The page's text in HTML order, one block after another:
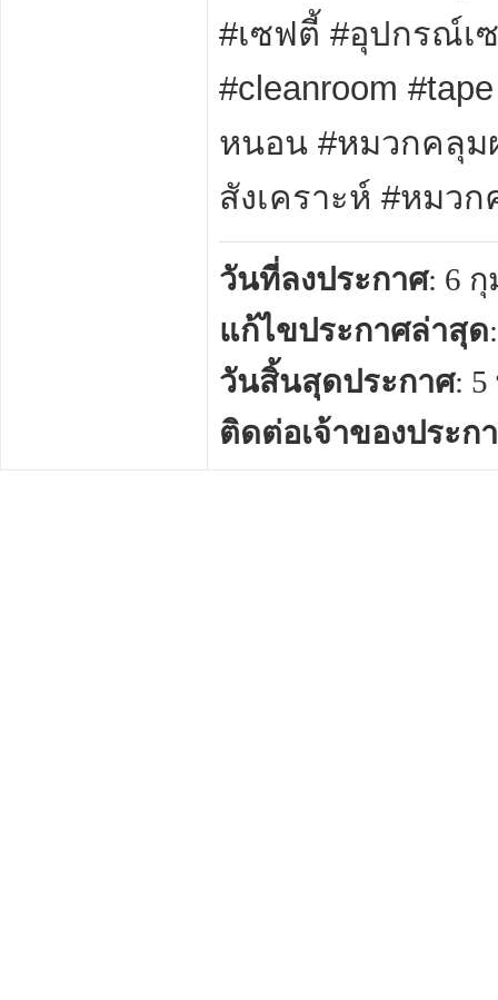
#เซฟตี้ #อุปกรณ์เ
#cleanroom
หนอน #หมวกคลุม
สังเคราะห์ #หมว
วันที่ลงประกาศ: 6
แก้ไขประกาศล่าสุด
วันสิ้นสุดประกาศ: 5
ติดต่อเจ้าของประก